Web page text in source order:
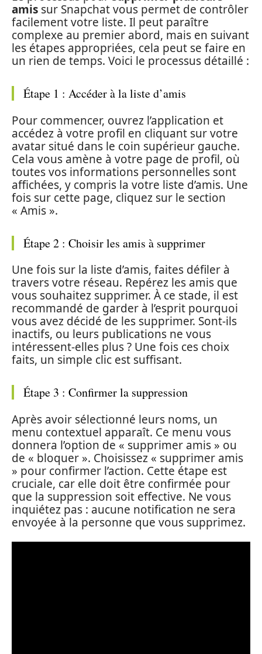
amis sur Snapchat vous permet de contrôler
facilement votre liste. Il peut paraître
complexe au premier abord, mais en suivant
les étapes appropriées, cela peut se faire en
un rien de temps. Voici le processus détaillé :
Étape 1 : Accéder à la liste d’amis
Pour commencer, ouvrez l’application et
accédez à votre profil en cliquant sur votre
avatar situé dans le coin supérieur gauche.
Cela vous amène à votre page de profil, où
toutes vos informations personnelles sont
affichées, y compris la votre liste d’amis. Une
fois sur cette page, cliquez sur le section
« Amis ».
Étape 2 : Choisir les amis à supprimer
Une fois sur la liste d’amis, faites défiler à
travers votre réseau. Repérez les amis que
vous souhaitez supprimer. À ce stade, il est
recommandé de garder à l’esprit pourquoi
vous avez décidé de les supprimer. Sont-ils
inactifs, ou leurs publications ne vous
intéressent-elles plus ? Une fois ces choix
faits, un simple clic est suffisant.
Étape 3 : Confirmer la suppression
Après avoir sélectionné leurs noms, un
menu contextuel apparaît. Ce menu vous
donnera l’option de « supprimer amis » ou
de « bloquer ». Choisissez « supprimer amis
» pour confirmer l’action. Cette étape est
cruciale, car elle doit être confirmée pour
que la suppression soit effective. Ne vous
inquiétez pas : aucune notification ne sera
envoyée à la personne que vous supprimez.